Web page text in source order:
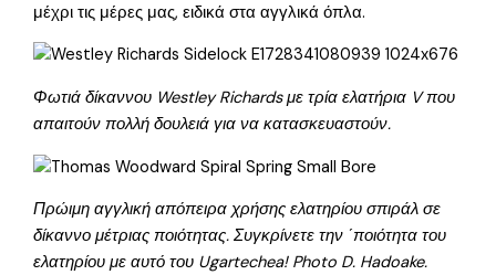
μέχρι τις μέρες μας, ειδικά στα αγγλικά όπλα.
Φωτιά δίκαννου Westley Richards με τρία ελατήρια V που
απαιτούν πολλή δουλειά για να κατασκευαστούν.
Πρώιμη αγγλική απόπειρα χρήσης ελατηρίου σπιράλ σε
δίκαννο μέτριας ποιότητας. Συγκρίνετε την ΄ποιότητα του
ελατηρίου με αυτό του Ugartechea! Photo D. Hadoake.